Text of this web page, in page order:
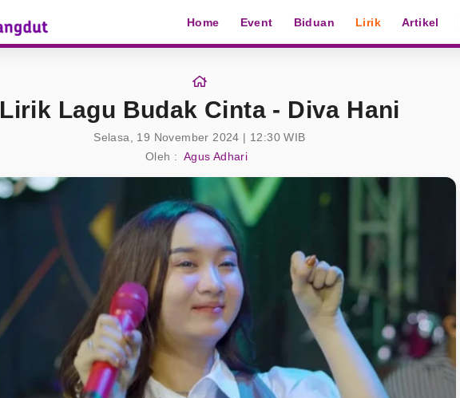
Home Event Biduan Lirik Artikel
Lirik Lagu Budak Cinta - Diva Hani
Selasa, 19 November 2024 | 12:30 WIB
Oleh : Agus Adhari